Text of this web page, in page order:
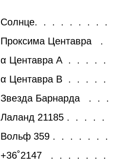
Солнце. . . . . . . . .
Проксима Центавра .
α Центавра А . . . . .
α Центавра В . . . . .
Звезда Барнарда . . .
Лаланд 21185 . . . . .
Вольф 359 . . . . . . .
+36˚2147 . . . . . . .